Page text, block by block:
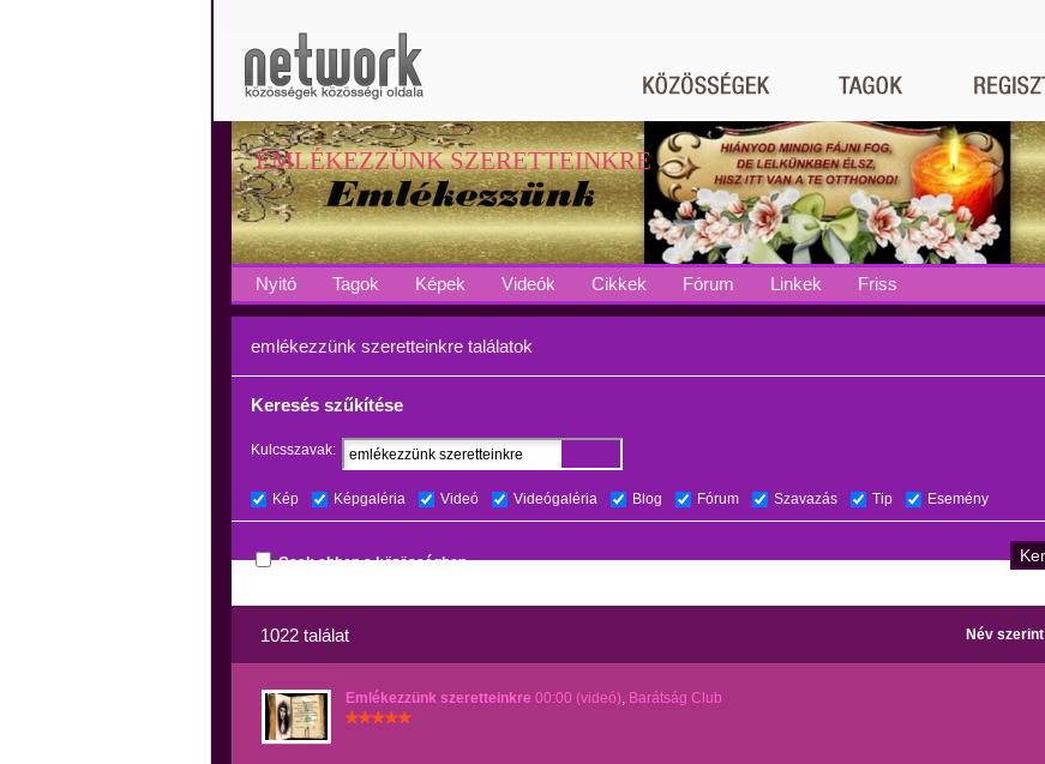
EMLÉKEZZÜNK SZERETTEINKRE
Nyitó Tagok Képek Videók Cikkek Fórum Linkek Friss
emlékezzünk szeretteinkre találatok
Keresés szűkítése
Kulcsszavak:
Kép Képgaléria Videó Videógaléria Blog Fórum Szavazás Tip Esemény
Csak ebben a közösségben
1022 találat Név szerint
Emlékezzünk szeretteinkre 00:00 (videó), Barátság Club